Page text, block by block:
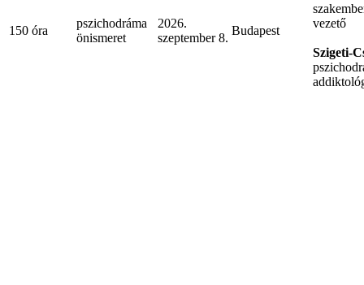
150 óra
pszichodráma
önismeret
2026.
szeptember 8.
Budapest
vezető
Szigeti-